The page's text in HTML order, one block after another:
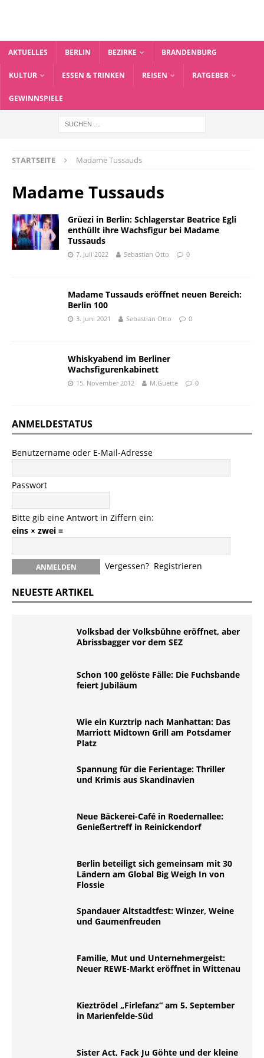
AKTUELLES BERLIN BEZIRKE BRANDENBURG
KULTUR ESSEN & TRINKEN REISEN RATGEBER
GEWINNSPIELE
STARTSEITE Madame Tussauds
Madame Tussauds
Grüezi in Berlin: Schlagerstar Beatrice Egli
enthüllt ihre Wachsfigur bei Madame
Tussauds
7. Juli 2022 Sebastian Otto 0
Madame Tussauds eröffnet neuen Bereich:
Berlin 100
3. Juni 2021 Sebastian Otto 0
Whiskyabend im Berliner
Wachsfigurenkabinett
15. November 2012 M.Guette 0
ANMELDESTATUS
Benutzername oder E-Mail-Adresse
Passwort
Bitte gib eine Antwort in Ziffern ein:
eins × zwei =
Vergessen? Registrieren
NEUESTE ARTIKEL
Volksbad der Volksbühne eröffnet, aber
Abrissbagger vor dem SEZ
Schon 100 gelöste Fälle: Die Fuchsbande
feiert Jubiläum
Wie ein Kurztrip nach Manhattan: Das
Marriott Midtown Grill am Potsdamer
Platz
Spannung für die Ferientage: Thriller
und Krimis aus Skandinavien
Neue Bäckerei-Café in Roedernallee:
Genießertreff in Reinickendorf
Berlin beteiligt sich gemeinsam mit 30
Ländern am Global Big Weigh In von
Flossie
Spandauer Altstadtfest: Winzer, Weine
und Gaumenfreuden
Familie, Mut und Unternehmergeist:
Neuer REWE-Markt eröffnet in Wittenau
Kieztrödel „Firlefanz“ am 5. September
in Marienfelde-Süd
Sister Act, Fack Ju Göhte und der kleine